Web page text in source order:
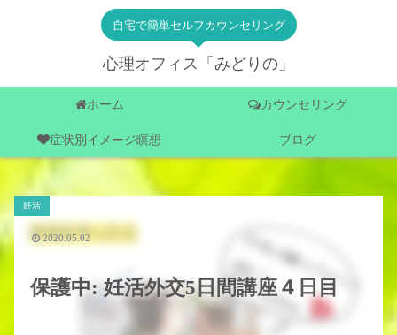
自宅で簡単セルフカウンセリング
心理オフィス「みどりの」
ホーム カウンセリング
症状別イメージ瞑想 ブログ
保護中: 妊活外交5日間講座４日目
妊活
2020.05.02